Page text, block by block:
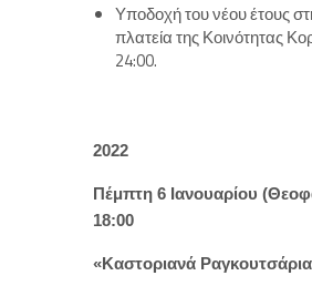
Υποδοχή του νέου έτους
πλατεία της Κοινότητας
24:00.
2022
Πέμπτη 6 Ιανουαρίου
18:00
«Καστοριανά